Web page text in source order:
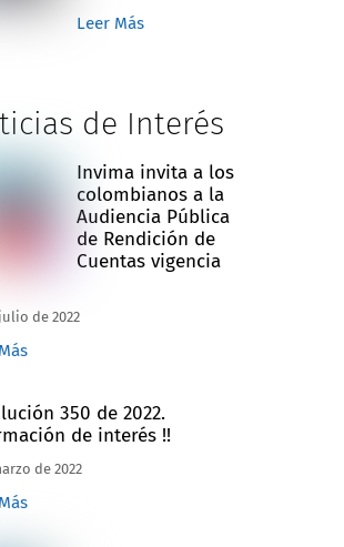
Leer Más
de Interés
Invima invita a los
colombianos a la
Audiencia Pública
de Rendición de
Cuentas vigencia
de 2022
350 de 2022.
de interés !!
de 2022